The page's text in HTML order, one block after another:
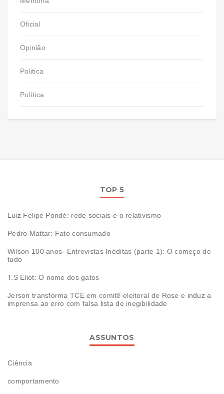
Oficial
Opinião
Politica
Política
TOP 5
Luiz Felipe Pondé: rede sociais e o relativismo
Pedro Mattar: Fato consumado
Wilson 100 anos- Entrevistas Inéditas (parte 1): O começo de
tudo
T.S Eliot: O nome dos gatos
Jerson transforma TCE em comitê eleitoral de Rose e induz a
imprensa ao erro com falsa lista de inegibilidade
ASSUNTOS
Ciência
comportamento